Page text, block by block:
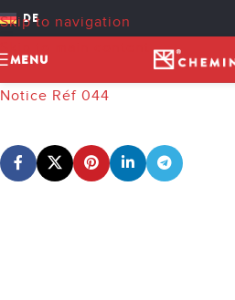
Skip to navigation
DE
MENU
NOTICE
Notice Réf 044